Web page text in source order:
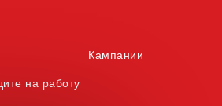
на работу
Кампании